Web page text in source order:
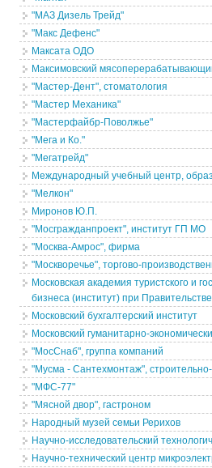
"МАЗ Дизель Трейд"
"Макс Дефенс"
Максата ОДО
Максимовский
"Мастер-Дент", стоматология
"Мастер Механика"
"Мастерфайбр-Поволжье"
"Мега и Ко."
"Мегатрейд"
Международный учебный центр,
"Мелкон"
Миронов Ю.П.
"Мосгражданпроект", институт ГП МО
"Москва-Амрос", фирма
"Москворечье", торгово-
Московская академия туристского и
бизнеса (институт) при
Московский бухгалтерский институт
Московский гуманитарно-
"МосСнаб", группа компаний
"Мусма - Сантехмонтаж",
"МФС-77"
"Мясной двор", гастроном
Народный музей семьи Рерихов
Научно-исследовательский
Научно-технический центр